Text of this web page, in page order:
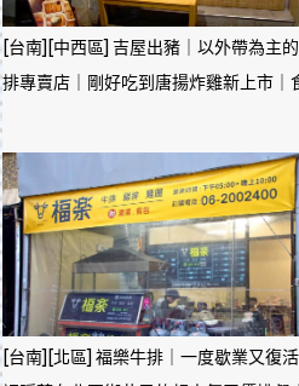
[台南][中西區] 吉屋出豬｜以外帶為主
排專賣店｜剛好吃到唐揚炸雞新上市｜
[台南][北區] 福樂牛排｜一度歇業又復